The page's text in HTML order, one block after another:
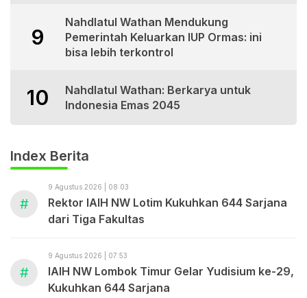
9
Nahdlatul Wathan Mendukung
Pemerintah Keluarkan IUP Ormas: ini
bisa lebih terkontrol
10
Nahdlatul Wathan: Berkarya untuk
Indonesia Emas 2045
Index Berita
#
9 Agustus 2026 | 08:03
Rektor IAIH NW Lotim Kukuhkan 644 Sarjana
dari Tiga Fakultas
#
9 Agustus 2026 | 07:53
IAIH NW Lombok Timur Gelar Yudisium ke-29,
Kukuhkan 644 Sarjana